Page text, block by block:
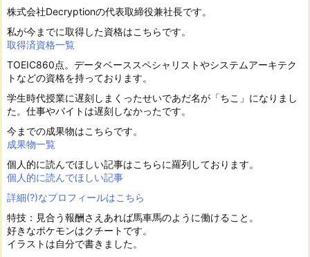
株式会社Decryptionの代表取締役兼社長です。
私が今までに取得した資格はこちらです。
取得済資格一覧
TOEIC860点。データベーススペシャリストやシステムアーキテク
トなどの資格を持っております。
学生時代授業に遅刻しまくったせいであだ名が「ちこ」になりまし
た。仕事やバイトは遅刻しなかったです。
今までの成果物はこちらです。
成果物一覧
個人的に読んでほしい記事はこちらに羅列しております。
個人的に読んでほしい記事
詳細(?)なプロフィールはこちら
特技：見合う報酬さえあれば馬車馬のように働けること。
好きなポケモンはクチートです。
イラストは自分で書きました。